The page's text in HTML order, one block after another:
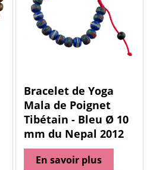
Bracelet de Yoga
Mala de Poignet
Tibétain - Bleu Ø 10
mm du Nepal 2012
En savoir plus